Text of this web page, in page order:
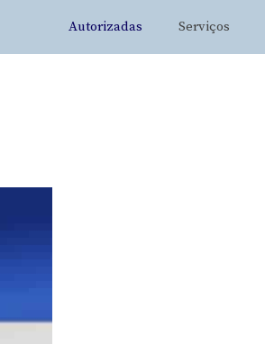
Autorizadas Serviços